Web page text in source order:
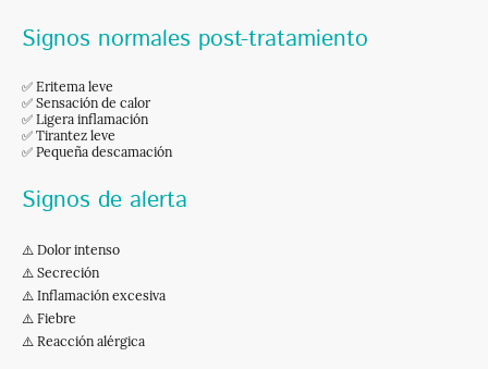
Signos normales post-tratamiento
✅ Eritema leve
✅ Sensación de calor
✅ Ligera inflamación
✅ Tirantez leve
✅ Pequeña descamación
Signos de alerta
⚠️ Dolor intenso
⚠️ Secreción
⚠️ Inflamación excesiva
⚠️ Fiebre
⚠️ Reacción alérgica